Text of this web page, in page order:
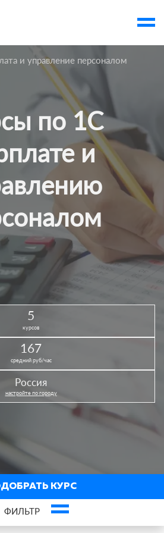
и управление персоналом
и
5
курсов
167
средний руб/час
Россия
настройте по городу
КУРС
ФИЛЬТР